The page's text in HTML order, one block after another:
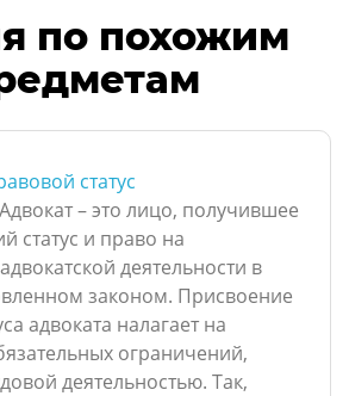
по похожим
статус
– это лицо, получившее
статус и право на
деятельности в
законом. Присвоение
адвоката налагает на
ограничений,
деятельностью. Так,